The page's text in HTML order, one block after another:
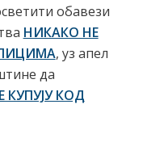
обавези
НИКАКО НЕ
, уз апел
да
КУПУЈУ КОД